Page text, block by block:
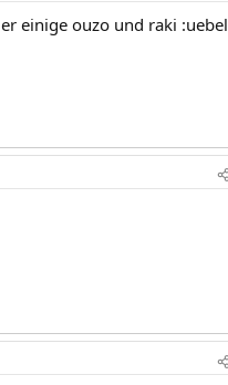
einige ouzo und raki :uebel